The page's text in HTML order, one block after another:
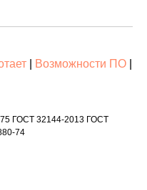
Возможности ПО
ГОСТ 32144-2013 ГОСТ
74